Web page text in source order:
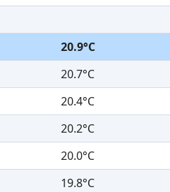
20.9°C
20.7°C
20.4°C
20.2°C
20.0°C
19.8°C